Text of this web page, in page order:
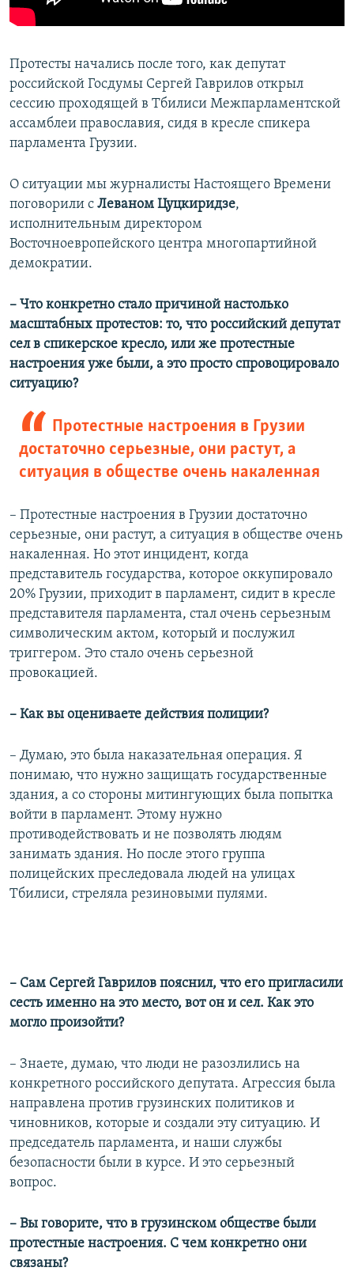
Протесты начались после того, как депутат
российской Госдумы Сергей Гаврилов открыл
сессию проходящей в Тбилиси Межпарламентской
ассамблеи православия, сидя в кресле спикера
парламента Грузии.
О ситуации мы журналисты Настоящего Времени
поговорили с Леваном Цуцкиридзе,
исполнительным директором
Восточноевропейского центра многопартийной
демократии.
– Что конкретно стало причиной настолько
масштабных протестов: то, что российский депутат
сел в спикерское кресло, или же протестные
настроения уже были, а это просто спровоцировало
ситуацию?
Протестные настроения в Грузии
достаточно серьезные, они растут, а
ситуация в обществе очень накаленная
– Протестные настроения в Грузии достаточно
серьезные, они растут, а ситуация в обществе очень
накаленная. Но этот инцидент, когда
представитель государства, которое оккупировало
20% Грузии, приходит в парламент, сидит в кресле
представителя парламента, стал очень серьезным
символическим актом, который и послужил
триггером. Это стало очень серьезной
провокацией.
– Как вы оцениваете действия полиции?
– Думаю, это была наказательная операция. Я
понимаю, что нужно защищать государственные
здания, а со стороны митингующих была попытка
войти в парламент. Этому нужно
противодействовать и не позволять людям
занимать здания. Но после этого группа
полицейских преследовала людей на улицах
Тбилиси, стреляла резиновыми пулями.
– Сам Сергей Гаврилов пояснил, что его пригласили
сесть именно на это место, вот он и сел. Как это
могло произойти?
– Знаете, думаю, что люди не разозлились на
конкретного российского депутата. Агрессия была
направлена против грузинских политиков и
чиновников, которые и создали эту ситуацию. И
председатель парламента, и наши службы
безопасности были в курсе. И это серьезный
вопрос.
– Вы говорите, что в грузинском обществе были
протестные настроения. С чем конкретно они
связаны?